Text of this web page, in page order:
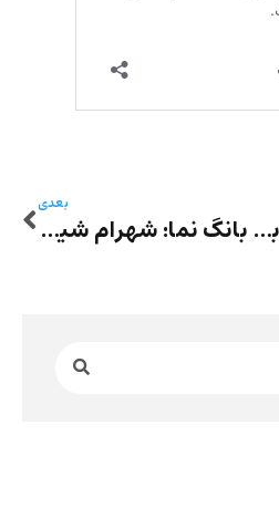
امید کامیارنژاد: آن بالا منتهی‌الیه گیجگاه
بعدی
بانگ نما: شهرام شیدایی – فیلم‌گفتاری از علیرضا آبیز با اجرای نگین کیانفر